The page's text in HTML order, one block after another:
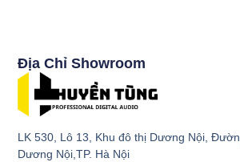
Địa Chỉ Showroom
LK 530, Lô 13, Khu đô thị Dương Nội,
Dương Nội,TP. Hà Nội